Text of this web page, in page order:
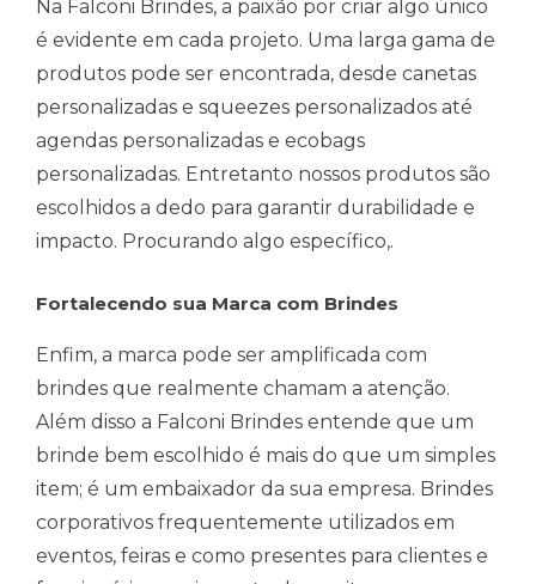
Na Falconi Brindes, a paixão por criar algo único
é evidente em cada projeto. Uma larga gama de
produtos pode ser encontrada, desde canetas
personalizadas e squeezes personalizados até
agendas personalizadas e ecobags
personalizadas. Entretanto nossos produtos são
escolhidos a dedo para garantir durabilidade e
impacto. Procurando algo específico,.
Fortalecendo sua Marca com Brindes
Enfim, a marca pode ser amplificada com
brindes que realmente chamam a atenção.
Além disso a Falconi Brindes entende que um
brinde bem escolhido é mais do que um simples
item; é um embaixador da sua empresa. Brindes
corporativos frequentemente utilizados em
eventos, feiras e como presentes para clientes e